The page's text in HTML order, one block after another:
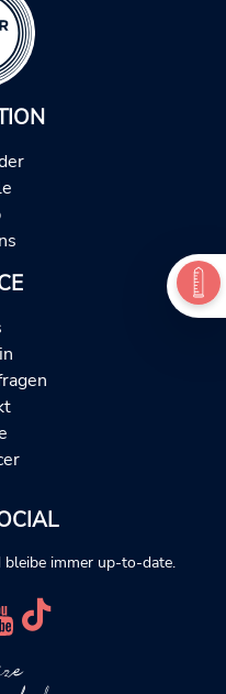
bleibe immer up-to-date.